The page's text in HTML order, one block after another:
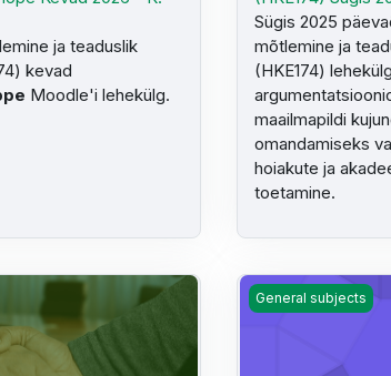
ja teaduslik
kevad
Moodle'i lehekülg.
Sügis 2025
mõtlemine ja
(HKE174)
maailmapildi
omandamiseks
hoiakute ja
toetamine.
(HKE148) - K. Rändi, B.
Majandusõpetuse
General subjects